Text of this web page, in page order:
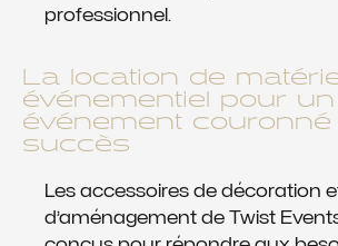
professionnel.
La location de
événementiel pour un
événement couronné
succès
Les accessoires de décoration
d’aménagement de Twist